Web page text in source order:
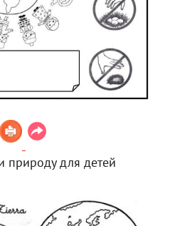
природу для детей